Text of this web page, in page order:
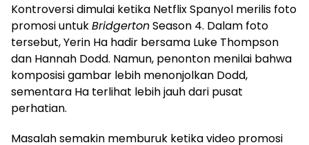
Kontroversi dimulai ketika Netflix Spanyol merilis foto
promosi untukBridgertonSeason 4. Dalam foto
tersebut, Yerin Ha hadir bersama Luke Thompson
dan Hannah Dodd. Namun, penonton menilai bahwa
komposisi gambar lebih menonjolkan Dodd,
sementara Ha terlihat lebih jauh dari pusat
perhatian.
Masalah semakin memburuk ketika video promosi